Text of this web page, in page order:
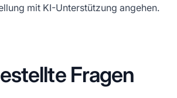
mit KI-Unterstützung angehen.
Fragen